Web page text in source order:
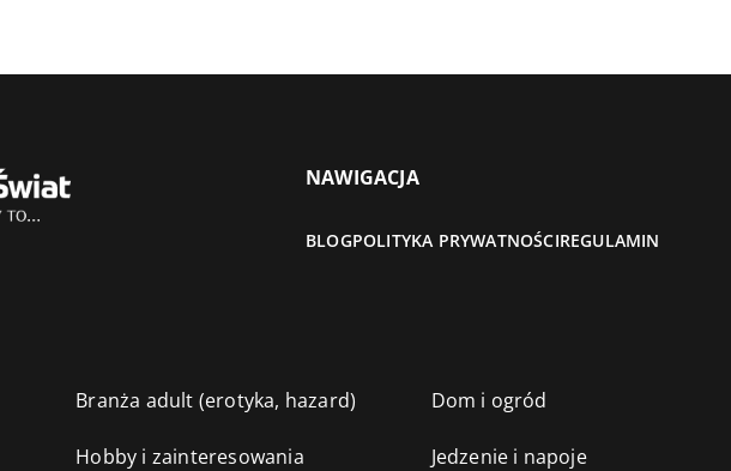
NAWIGACJA
BLOGPOLITYKA PRYWATNOŚCIREGULAMIN
Branża adult (erotyka, hazard) Dom i ogród
Hobby i zainteresowania Jedzenie i napoje